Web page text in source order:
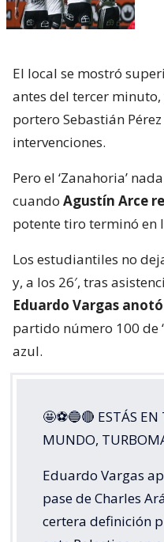
El local se mostró
antes del tercer
portero Sebastián
intervenciones.
Pero el ‘Zanahoria’
cuando Agustín Arce
potente tiro terminó en
Los estudiantiles no
y, a los 26′, tras
Eduardo Vargas
partido número 100 de
azul.
🤩⚽🔵🔴 ESTÁS
MUNDO,
Eduardo Vargas
pase de Charles
certera definición